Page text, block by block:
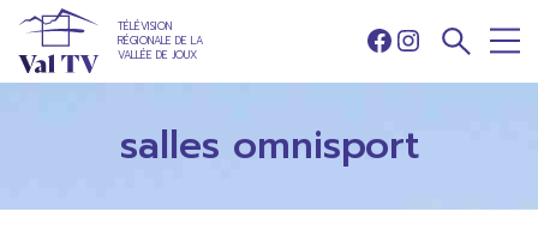
TÉLÉVISION
RÉGIONALE DE LA
VALLÉE DE JOUX
Facebook
Instagram
salles omnisport